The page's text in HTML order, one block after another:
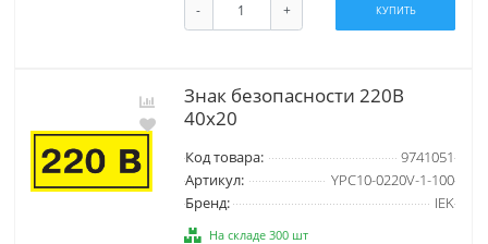
- + КУПИТЬ
Знак безопасности 220В
40х20
Код товара:
9741051
Артикул:
YPC10-0220V-1-100
Бренд:
IEK
На складе 300 шт